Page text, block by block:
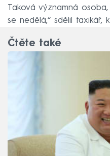
Taková významná
se nedělá,“ sdělil taxikář,
Čtěte také